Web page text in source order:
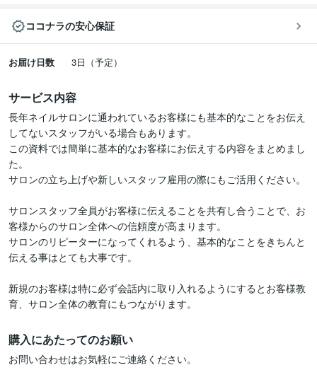
ココナラの安心保証
お届け日数 3日（予定）
サービス内容
長年ネイルサロンに通われているお客様にも基本的なことをお伝え
してないスタッフがいる場合もあります。
この資料では簡単に基本的なお客様にお伝えする内容をまとめまし
た。
サロンの立ち上げや新しいスタッフ雇用の際にもご活用ください。
サロンスタッフ全員がお客様に伝えることを共有し合うことで、お
客様からのサロン全体への信頼度が高まります。
サロンのリピーターになってくれるよう、基本的なことをきちんと
伝える事はとても大事です。
新規のお客様は特に必ず会話内に取り入れるようにするとお客様教
購入にあたってのお願い
お問い合わせはお気軽にご連絡ください。